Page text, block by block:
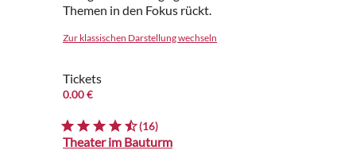
Themen in den Fokus rückt.
Zur klassischen Darstellung wechseln
Tickets
0.00 €
(16)
Theater im Bauturm